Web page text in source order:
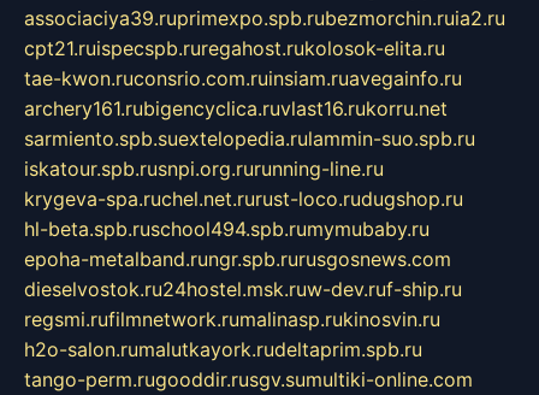
associaciya39.ruprimexpo.spb.rubezmorchin.ruia2.ru
cpt21.ruispecspb.ruregahost.rukolosok-elita.ru
tae-kwon.ruconsrio.com.ruinsiam.ruavegainfo.ru
archery161.rubigencyclica.ruvlast16.rukorru.net
sarmiento.spb.suextelopedia.rulammin-suo.spb.ru
iskatour.spb.rusnpi.org.rurunning-line.ru
krygeva-spa.ruchel.net.rurust-loco.rudugshop.ru
hl-beta.spb.ruschool494.spb.rumymubaby.ru
epoha-metalband.rungr.spb.rurusgosnews.com
dieselvostok.ru24hostel.msk.ruw-dev.ruf-ship.ru
regsmi.rufilmnetwork.rumalinasp.rukinosvin.ru
h2o-salon.rumalutkayork.rudeltaprim.spb.ru
tango-perm.rugooddir.rusgv.sumultiki-online.com